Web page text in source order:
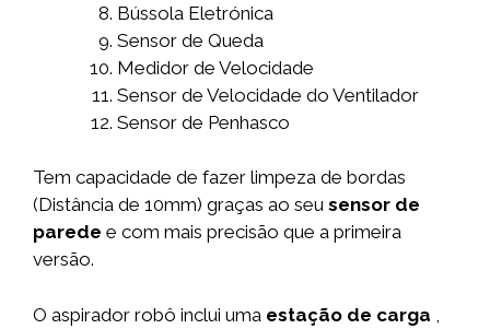
Bússola Eletrónica
Sensor de Queda
Medidor de Velocidade
Sensor de Velocidade do Ventilador
Sensor de Penhasco
Tem capacidade de fazer limpeza de bordas
(Distância de 10mm) graças ao seu sensor de
parede e com mais precisão que a primeira
versão.
O aspirador robô inclui uma estação de carga